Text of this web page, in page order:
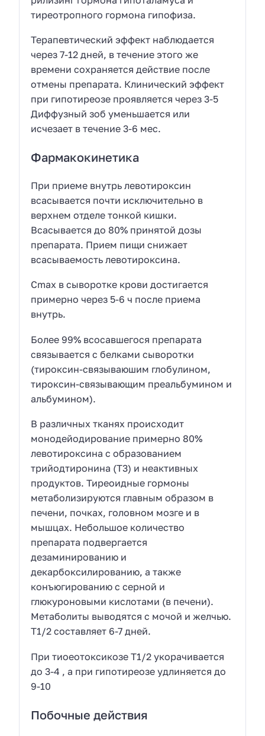
тиреотропного гормона гипофиза.
Терапевтический эффект наблюдается
через 7-12 дней, в течение этого же
времени сохраняется действие после
отмены препарата. Клинический эффект
при гипотиреозе проявляется через 3-5
Диффузный зоб уменьшается или
исчезает в течение 3-6 мес.
Фармакокинетика
При приеме внутрь левотироксин
всасывается почти исключительно в
верхнем отделе тонкой кишки.
Всасывается до 80% принятой дозы
препарата. Прием пищи снижает
всасываемость левотироксина.
Cmax в сыворотке крови достигается
примерно через 5-6 ч после приема
внутрь.
Более 99% всосавшегося препарата
связывается с белками сыворотки
(тироксин-связываюшим глобулином,
тироксин-связывающим преальбумином и
альбумином).
В различных тканях происходит
монодейодирование примерно 80%
левотироксина с образованием
трийодтиронина (Т3) и неактивных
продуктов. Тиреоидные гормоны
метаболизируются главным образом в
печени, почках, головном мозге и в
мышцах. Небольшое количество
препарата подвергается
дезаминированию и
декарбоксилированию, а также
конъюгированию с серной и
глюкуроновыми кислотами (в печени).
Метаболиты выводятся с мочой и желчью.
T1/2 составляет 6-7 дней.
При тиоеотоксикозе T1/2 укорачивается
до 3-4 , а при гипотиреозе удлиняется до
9-10
Побочные действия